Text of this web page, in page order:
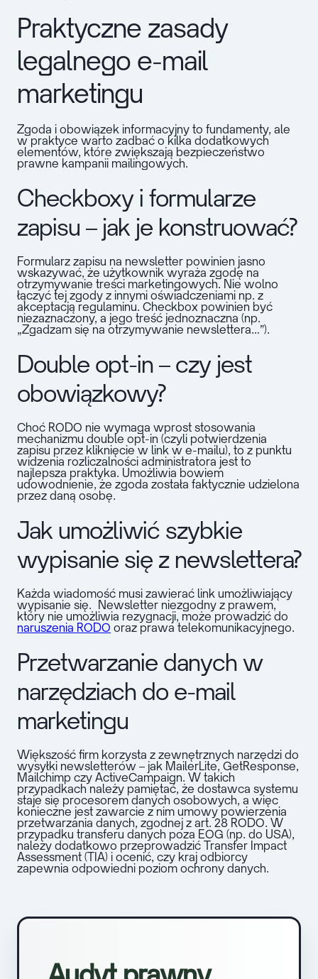
Praktyczne zasady
legalnego e-mail
marketingu
Zgoda i obowiązek informacyjny to fundamenty, ale
w praktyce warto zadbać o kilka dodatkowych
elementów, które zwiększają bezpieczeństwo
prawne kampanii mailingowych.
Checkboxy i formularze
zapisu – jak je konstruować?
Formularz zapisu na newsletter powinien jasno
wskazywać, że użytkownik wyraża zgodę na
otrzymywanie treści marketingowych. Nie wolno
łączyć tej zgody z innymi oświadczeniami np. z
akceptacją regulaminu. Checkbox powinien być
niezaznaczony, a jego treść jednoznaczna (np.
„Zgadzam się na otrzymywanie newslettera…”).
Double opt-in – czy jest
obowiązkowy?
Choć RODO nie wymaga wprost stosowania
mechanizmu double opt-in (czyli potwierdzenia
zapisu przez kliknięcie w link w e-mailu), to z punktu
widzenia rozliczalności administratora jest to
najlepsza praktyka. Umożliwia bowiem
udowodnienie, że zgoda została faktycznie udzielona
przez daną osobę.
Jak umożliwić szybkie
wypisanie się z newslettera?
Każda wiadomość musi zawierać link umożliwiający
wypisanie się. Newsletter niezgodny z prawem,
który nie umożliwia rezygnacji, może prowadzić do
naruszenia RODO oraz prawa telekomunikacyjnego.
Przetwarzanie danych w
narzędziach do e-mail
marketingu
Większość firm korzysta z zewnętrznych narzędzi do
wysyłki newsletterów – jak MailerLite, GetResponse,
Mailchimp czy ActiveCampaign. W takich
przypadkach należy pamiętać, że dostawca systemu
staje się procesorem danych osobowych, a więc
konieczne jest zawarcie z nim umowy powierzenia
przetwarzania danych, zgodnej z art. 28 RODO. W
przypadku transferu danych poza EOG (np. do USA),
należy dodatkowo przeprowadzić Transfer Impact
Assessment (TIA) i ocenić, czy kraj odbiorcy
zapewnia odpowiedni poziom ochrony danych.